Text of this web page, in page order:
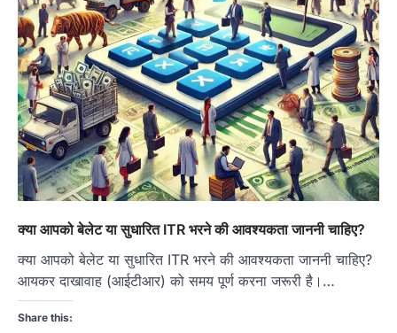
क्या आपको बेलेट या सुधारित ITR भरने की आवश्यकता जाननी चाहिए?
क्या आपको बेलेट या सुधारित ITR भरने की आवश्यकता जाननी चाहिए?
आयकर दाखावाह (आईटीआर) को समय पूर्ण करना जरूरी है।…
Share this: